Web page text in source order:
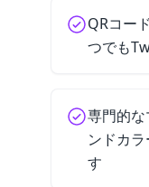
QRコー
つでも
専門的
ンドカ
す